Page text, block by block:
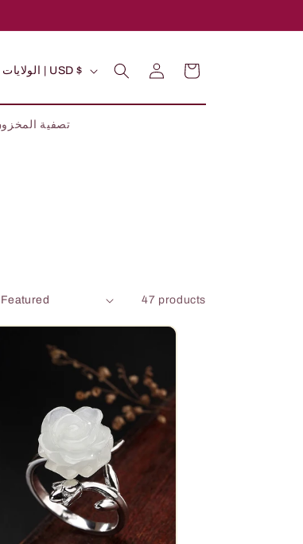
تصفية
الولايات المتحدة | USD $
in
Cart
47 products